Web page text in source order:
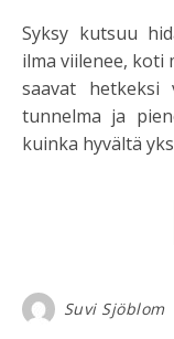
Syksy kutsuu hidastamaan. Kun illat hämärtyvät ja
ilma viilenee,
saavat hetkeksi
tunnelma ja
kuinka hyvältä
Suvi Sjöblom